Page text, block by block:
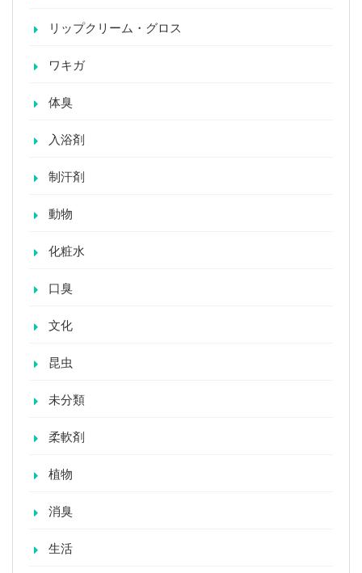
リップクリーム・グロス
ワキガ
体臭
入浴剤
制汗剤
動物
化粧水
口臭
文化
昆虫
未分類
柔軟剤
植物
消臭
生活